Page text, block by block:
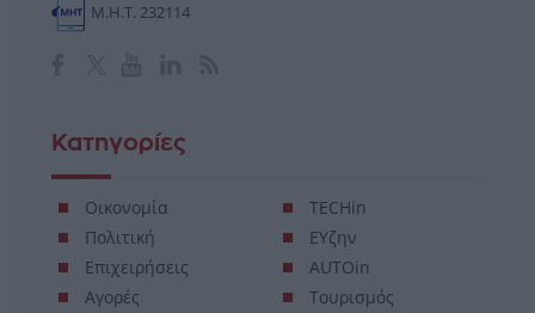
Μ.Η.Τ. 232114
Κατηγορίες
Οικονομία
Πολιτική
Επιχειρήσεις
Αγορές
TECHin
ΕΥζην
AUTOin
Τουρισμός